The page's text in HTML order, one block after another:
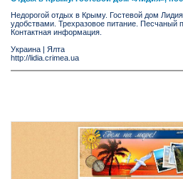
Недорогой отдых в Крыму. Гостевой дом
удобствами. Трехразовое питание. Песчаный
Контактная информация.
Украина | Ялта
http://lidia.crimea.ua